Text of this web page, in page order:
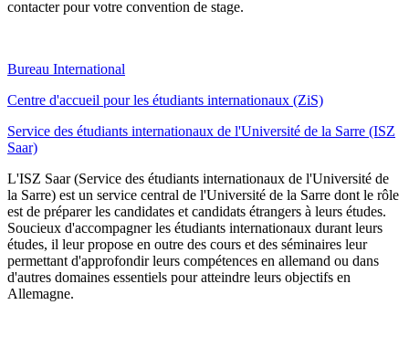
contacter pour votre convention de stage.
Bureau International
Centre d'accueil pour les étudiants internationaux (ZiS)
Service des étudiants internationaux de l'Université de la Sarre (ISZ
Saar)
L'ISZ Saar (Service des étudiants internationaux de l'Université de
la Sarre) est un service central de l'Université de la Sarre dont le rôle
est de préparer les candidates et candidats étrangers à leurs études.
Soucieux d'accompagner les étudiants internationaux durant leurs
études, il leur propose en outre des cours et des séminaires leur
permettant d'approfondir leurs compétences en allemand ou dans
d'autres domaines essentiels pour atteindre leurs objectifs en
Allemagne.